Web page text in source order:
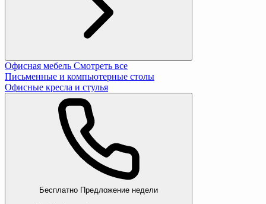
Офисная мебель Смотреть все
Письменные и компьютерные столы
Офисные кресла и стулья
Бесплатно Предложение недели